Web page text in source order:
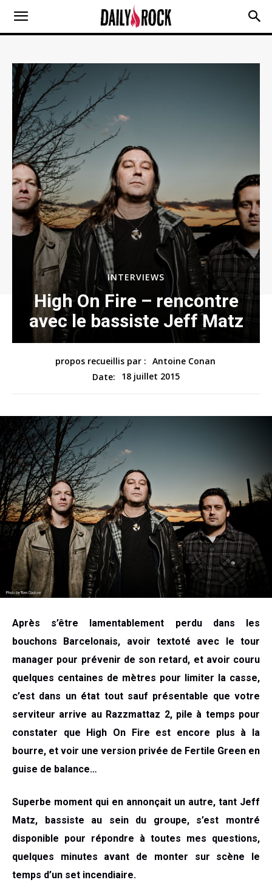
INTERVIEWS
High On Fire – rencontre
avec le bassiste Jeff Matz
propos recueillis par : Antoine Conan
Date:
18 juillet 2015
Après s’être lamentablement perdu dans les
bouchons Barcelonais, avoir textoté avec le tour
manager pour prévenir de son retard, et avoir couru
quelques centaines de mètres pour limiter la casse,
c’est dans un état tout sauf présentable que votre
serviteur arrive au Razzmattaz 2, pile à temps pour
constater que High On Fire est encore plus à la
bourre, et voir une version privée de Fertile Green en
guise de balance…
Superbe moment qui en annonçait un autre, tant Jeff
Matz, bassiste au sein du groupe, s’est montré
disponible pour répondre à toutes mes questions,
quelques minutes avant de monter sur scène le
temps d’un set incendiaire.